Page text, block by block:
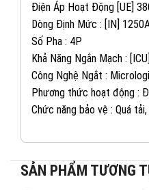
Điện Áp Hoạt Động [UE]
Dòng Định Mức : [IN]
Số Pha : 4P
Khả Năng Ngắn Mạch :
Công Nghệ Ngắt :
Phương thức hoạt động :
Chức năng bảo vệ : Quá
SẢN PHẨM TƯƠNG
KINH